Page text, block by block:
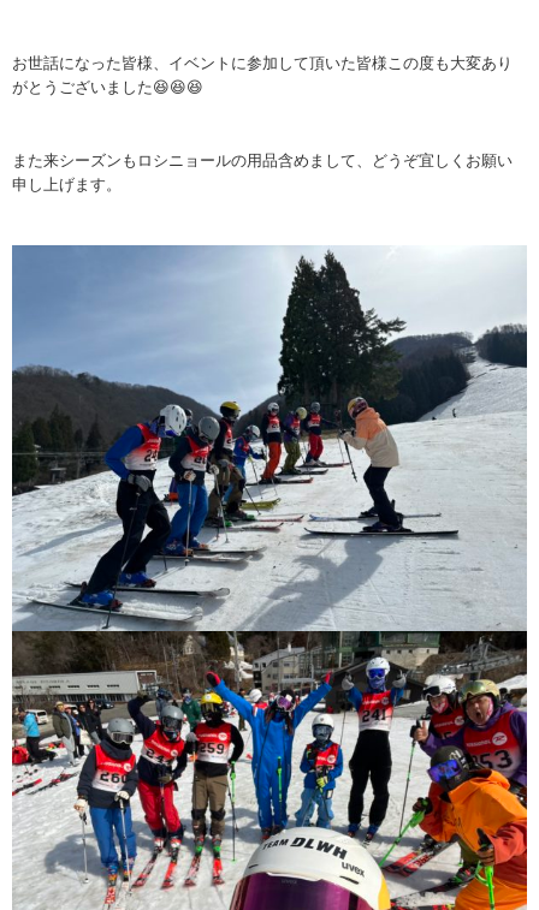
お世話になった皆様、イベントに参加して頂いた皆様この度も大変あり
がとうございました😆😆😆
また来シーズンもロシニョールの用品含めまして、どうぞ宜しくお願い
申し上げます。